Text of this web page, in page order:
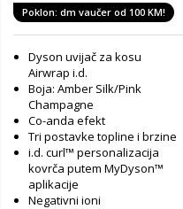
Poklon: dm vaučer od 100 KM!
Dyson uvijač za kosu
Airwrap i.d.
Boja: Amber Silk/Pink
Champagne
Co-anda efekt
Tri postavke topline i brzine
i.d. curl™ personalizacija
kovrča putem MyDyson™
aplikacije
Negativni ioni